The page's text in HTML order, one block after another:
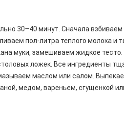
30–40 минут. Сначала
пол-литра теплого молока и
муки, замешиваем жидкое
ложек. Все ингредиенты
маслом или салом.
медом, вареньем, сгущенкой